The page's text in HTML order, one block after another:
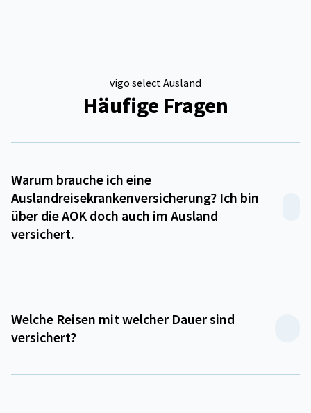
vigo select Ausland
Häufige Fragen
Warum brauche ich eine
Auslandreisekrankenversicherung? Ich bin
über die AOK doch auch im Ausland
versichert.
Welche Reisen mit welcher Dauer sind
versichert?